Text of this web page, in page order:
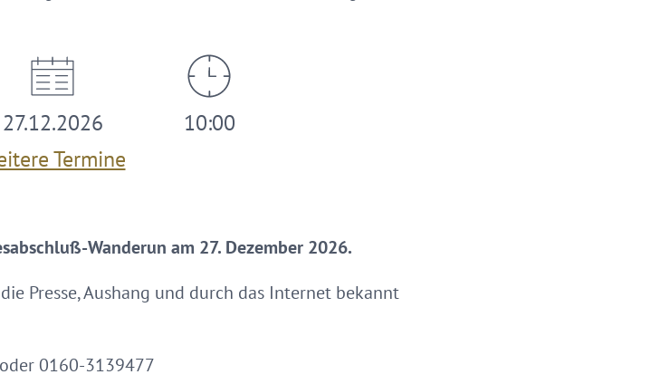
27.12.2026
Termine
10:00
Wanderun am 27. Dezember 2026.
Presse, Aushang und durch das Internet bekannt
0160-3139477